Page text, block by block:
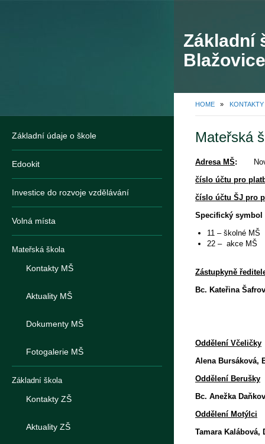
Základní
HOME »
Základní údaje o škole
Edookit
Investice do rozvoje vzdělávání
Volná místa
Mateřská škola
Kontakty MŠ
Aktuality MŠ
Dokumenty MŠ
Fotogalerie MŠ
Základní škola
Kontakty ZŠ
Aktuality ZŠ
Mateřská
Adresa MŠ:
číslo účtu pro
číslo účtu ŠJ pro
Specifický symbol
11 – školné MŠ
22 – akce MŠ
Zástupkyně
Bc. Kateřina
Oddělení Včeličky
Alena Bursáková,
Oddělení Berušky
Bc. Anežka
Oddělení Motýlci
Tamara